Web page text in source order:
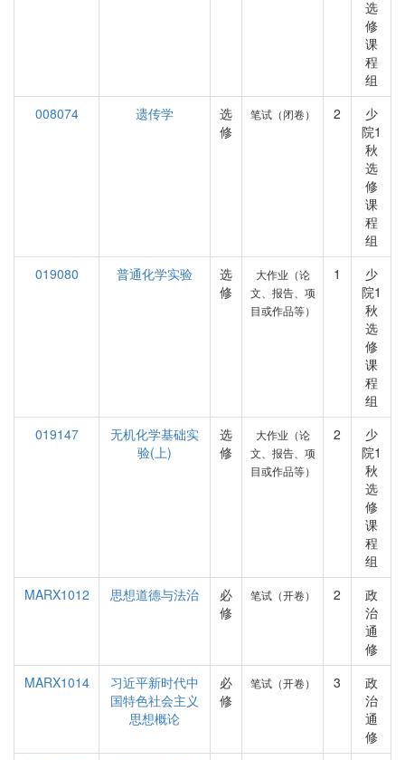
选
修
课
程
组
008074
遗传学
选
修
笔试（闭卷） 2
少
院1
秋
选
修
课
程
组
019080
普通化学实验
选
修
大作业（论
文、报告、项
目或作品等）
1
少
院1
秋
选
修
课
程
组
019147
无机化学基础实
验(上)
选
修
大作业（论
文、报告、项
目或作品等）
2
少
院1
秋
选
修
课
程
组
MARX1012
思想道德与法治
必
修
笔试（开卷） 2
政
治
通
修
MARX1014
习近平新时代中
国特色社会主义
思想概论
必
修
笔试（开卷） 3
政
治
通
修